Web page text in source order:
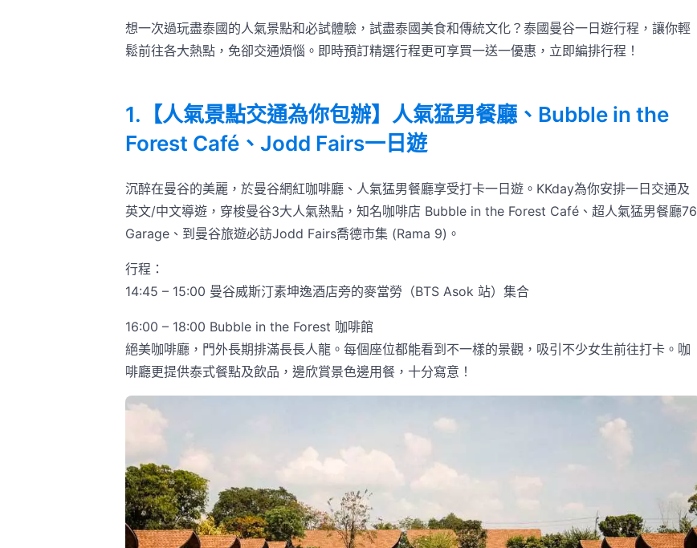
想一次過玩盡泰國的人氣景點和必試體驗，試盡泰國美食和傳統文化？泰國曼谷一日遊行程，讓你輕
鬆前往各大熱點，免卻交通煩惱。即時預訂精選行程更可享買一送一優惠，立即編排行程！
1.【人氣景點交通為你包辦】人氣猛男餐廳、Bubble in the
Forest Café、Jodd Fairs一日遊
沉醉在曼谷的美麗，於曼谷網紅咖啡廳、人氣猛男餐廳享受打卡一日遊。KKday為你安排一日交通及
英文/中文導遊，穿梭曼谷3大人氣熱點，知名咖啡店 Bubble in the Forest Café、超人氣猛男餐廳76
Garage、到曼谷旅遊必訪Jodd Fairs喬德市集 (Rama 9)。
行程：
14:45 – 15:00 曼谷威斯汀素坤逸酒店旁的麥當勞（BTS Asok 站）集合
16:00 – 18:00 Bubble in the Forest 咖啡館
絕美咖啡廳，門外長期排滿長長人龍。每個座位都能看到不一樣的景觀，吸引不少女生前往打卡。咖
啡廳更提供泰式餐點及飲品，邊欣賞景色邊用餐，十分寫意！